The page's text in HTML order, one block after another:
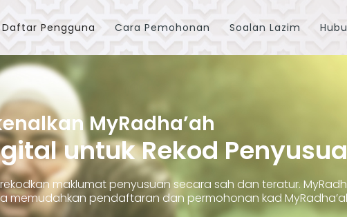
Daftar Pengguna Cara Pemohonan Soalan Lazim
MyRadha’ah
untuk Rekod
maklumat penyusuan secara sah dan teratur.
memudahkan pendaftaran dan permohonan kad